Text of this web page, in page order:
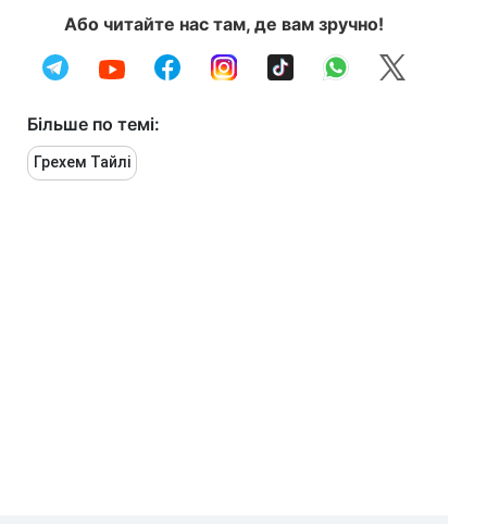
Або читайте нас там, де вам зручно!
Більше по темі:
Грехем Тайлі